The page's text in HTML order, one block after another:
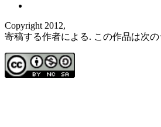
Copyright 2012,
寄稿する作者による. この作品は次